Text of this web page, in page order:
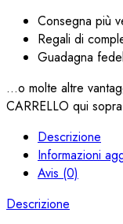
Consegna più
Regali di
Guadagna
...o molte altre
CARRELLO qui
Descrizione
Informazioni
Avis (0)
Descrizione